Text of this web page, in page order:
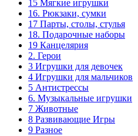
15 Мягкие игрушки
16. Рюкзаки, сумки
17 Парты, столы, стулья
18. Подарочные наборы
19 Канцелярия
2. Герои
3 Игрушки для девочек
4 Игрушки для мальчиков
5 Антистрессы
6. Музыкальные игрушки
7 Животные
8 Развивающие Игры
9 Разное